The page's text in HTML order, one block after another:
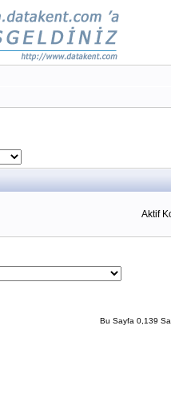
Aktif
Bu Sayfa 0,139